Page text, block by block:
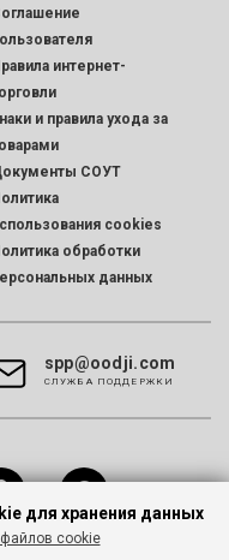
интернет-
и правила ухода за
СОУТ
cookies
обработки
данных
spp@oodji.com
CЛУЖБА ПОДДЕРЖКИ
для хранения данных
cookie